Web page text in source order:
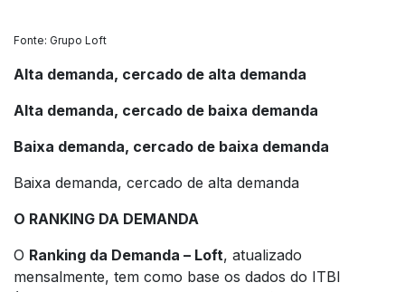
Fonte: Grupo Loft
Alta demanda, cercado de alta demanda
Alta demanda, cercado de baixa demanda
Baixa demanda, cercado de baixa demanda
Baixa demanda, cercado de alta demanda
O RANKING DA DEMANDA
O Ranking da Demanda – Loft, atualizado
mensalmente, tem como base os dados do ITBI